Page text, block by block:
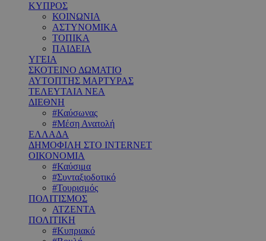
ΚΥΠΡΟΣ
ΚΟΙΝΩΝΙΑ
ΑΣΤΥΝΟΜΙΚΑ
ΤΟΠΙΚΑ
ΠΑΙΔΕΙΑ
ΥΓΕΙΑ
ΣΚΟΤΕΙΝΟ ΔΩΜΑΤΙΟ
ΑΥΤΟΠΤΗΣ ΜΑΡΤΥΡΑΣ
ΤΕΛΕΥΤΑΙΑ ΝΕΑ
ΔΙΕΘΝΗ
#Καύσωνας
#Μέση Ανατολή
ΕΛΛΑΔΑ
ΔΗΜΟΦΙΛΗ ΣΤΟ INTERNET
ΟΙΚΟΝΟΜΙΑ
#Καύσιμα
#Συνταξιοδοτικό
#Τουρισμός
ΠΟΛΙΤΙΣΜΟΣ
ΑΤΖΕΝΤΑ
ΠΟΛΙΤΙΚΗ
#Κυπριακό